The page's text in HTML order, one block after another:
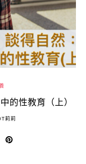
的性教育（上）
莉莉